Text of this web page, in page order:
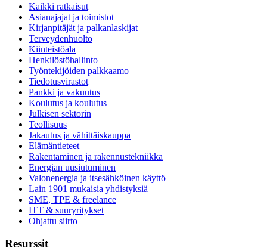
Kaikki ratkaisut
Asianajajat ja toimistot
Kirjanpitäjät ja palkanlaskijat
Terveydenhuolto
Kiinteistöala
Henkilöstöhallinto
Työntekijöiden palkkaamo
Tiedotusvirastot
Pankki ja vakuutus
Koulutus ja koulutus
Julkisen sektorin
Teollisuus
Jakautus ja vähittäiskauppa
Elämäntieteet
Rakentaminen ja rakennustekniikka
Energian uusiutuminen
Valonenergia ja itsesähköinen käyttö
Lain 1901 mukaisia yhdistyksiä
SME, TPE & freelance
ITT & suuryritykset
Ohjattu siirto
Resurssit